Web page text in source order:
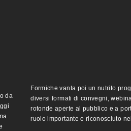
da
Formiche vanta poi un nutrito
diversi formati di convegni,
rotonde aperte al pubblico e a
ruolo importante e riconosciuto